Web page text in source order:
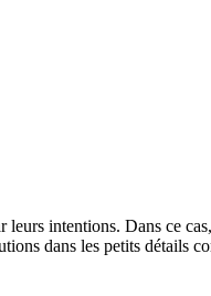
intentions. Dans ce
dans les petits détails